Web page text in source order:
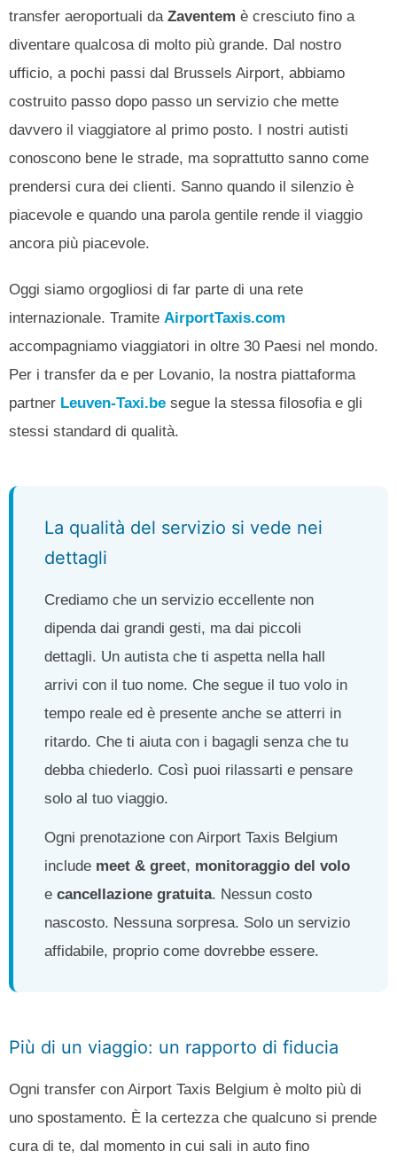
transfer aeroportuali da Zaventem è cresciuto fino a
diventare qualcosa di molto più grande. Dal nostro
ufficio, a pochi passi dal Brussels Airport, abbiamo
costruito passo dopo passo un servizio che mette
davvero il viaggiatore al primo posto. I nostri autisti
conoscono bene le strade, ma soprattutto sanno come
prendersi cura dei clienti. Sanno quando il silenzio è
piacevole e quando una parola gentile rende il viaggio
ancora più piacevole.
Oggi siamo orgogliosi di far parte di una rete
internazionale. Tramite AirportTaxis.com
accompagniamo viaggiatori in oltre 30 Paesi nel mondo.
Per i transfer da e per Lovanio, la nostra piattaforma
partner Leuven-Taxi.besegue la stessa filosofia e gli
stessi standard di qualità.
La qualità del servizio si vede nei
dettagli
Crediamo che un servizio eccellente non
dipenda dai grandi gesti, ma dai piccoli
dettagli. Un autista che ti aspetta nella hall
arrivi con il tuo nome. Che segue il tuo volo in
tempo reale ed è presente anche se atterri in
ritardo. Che ti aiuta con i bagagli senza che tu
debba chiederlo. Così puoi rilassarti e pensare
solo al tuo viaggio.
Ogni prenotazione con Airport Taxis Belgium
include meet & greet, monitoraggio del volo
e cancellazione gratuita. Nessun costo
nascosto. Nessuna sorpresa. Solo un servizio
affidabile, proprio come dovrebbe essere.
Più di un viaggio: un rapporto di fiducia
Ogni transfer con Airport Taxis Belgium è molto più di
uno spostamento. È la certezza che qualcuno si prende
cura di te, dal momento in cui sali in auto fino